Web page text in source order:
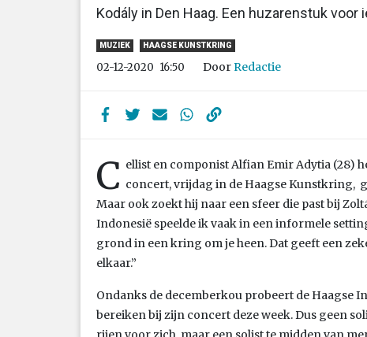
Kodály in Den Haag. Een huzarenstuk voor
MUZIEK HAAGSE KUNSTKRING
02-12-2020 16:50 Door Redactie
C ellist en componist Alfian Emir Adytia (28)
concert, vrijdag in de Haagse Kunstkring,
Maar ook zoekt hij naar een sfeer die past bij
Indonesië speelde ik vaak in een informele
grond in een kring om je heen. Dat geeft een
elkaar.”
Ondanks de decemberkou probeert de Haagse
bereiken bij zijn concert deze week. Dus geen